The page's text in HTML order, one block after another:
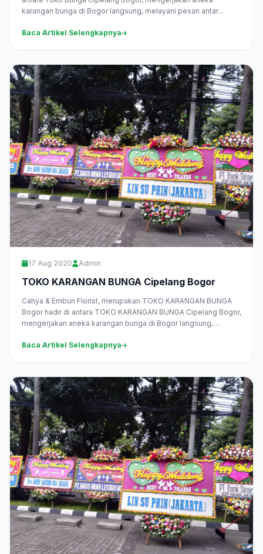
karangan bunga di Bogor langsung, melayani pesan antar
Baca Artikel Selengkapnya
17 Aug 2020 Admin
TOKO KARANGAN BUNGA Cipelang Bogor
Cahya & Embun Florist, merupakan TOKO KARANGAN BUNGA
Bogor hadir di antara TOKO KARANGAN BUNGA Cipelang Bogor,
mengerjakan aneka karangan bunga di Bogor langsung,
Baca Artikel Selengkapnya